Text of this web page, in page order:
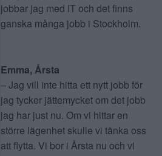
jobbar jag med IT och det finns
ganska många jobb i Stockholm.
Emma, Årsta
– Jag vill inte hitta ett nytt jobb för
jag tycker jättemycket om det jobb
jag har just nu. Om vi hittar en
större lägenhet skulle vi tänka oss
att flytta. Vi bor i Årsta nu och vi